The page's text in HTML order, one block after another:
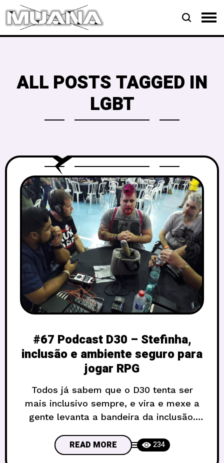
ALL POSTS TAGGED IN
LGBT
#67 Podcast D30 – Stefinha,
inclusão e ambiente seguro para
jogar RPG
Todos já sabem que o D30 tenta ser
mais inclusivo sempre, e vira e mexe a
gente levanta a bandeira da inclusão.
ninguém não, é nossa obrigação,
enquanto organizadores do RPG
READ MORE 234